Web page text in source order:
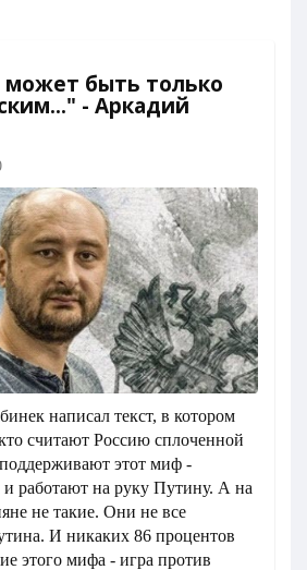
быть только
- Аркадий
написал текст, в котором
считают Россию сплоченной
этот миф -
работают на руку Путину. А на
не такие. Они не все
И никаких 86 процентов
этого мифа - игра против